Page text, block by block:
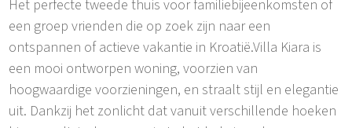
Het perfecte tweede thuis voor familiebijeenkomsten of
een groep vrienden die op zoek zijn naar een
ontspannen of actieve vakantie in Kroatië.Villa Kiara is
een mooi ontworpen woning, voorzien van
hoogwaardige voorzieningen, en straalt stijl en elegantie
uit. Dankzij het zonlicht dat vanuit verschillende hoeken